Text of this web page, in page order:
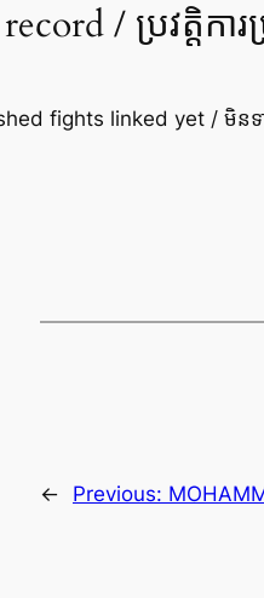
/ ប្រវត្តិការ
fights linked yet / មិនទា
← Previous: